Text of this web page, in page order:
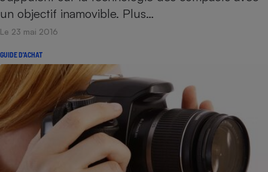
un objectif inamovible. Plus…
Le 23 mai 2016
GUIDE D'ACHAT